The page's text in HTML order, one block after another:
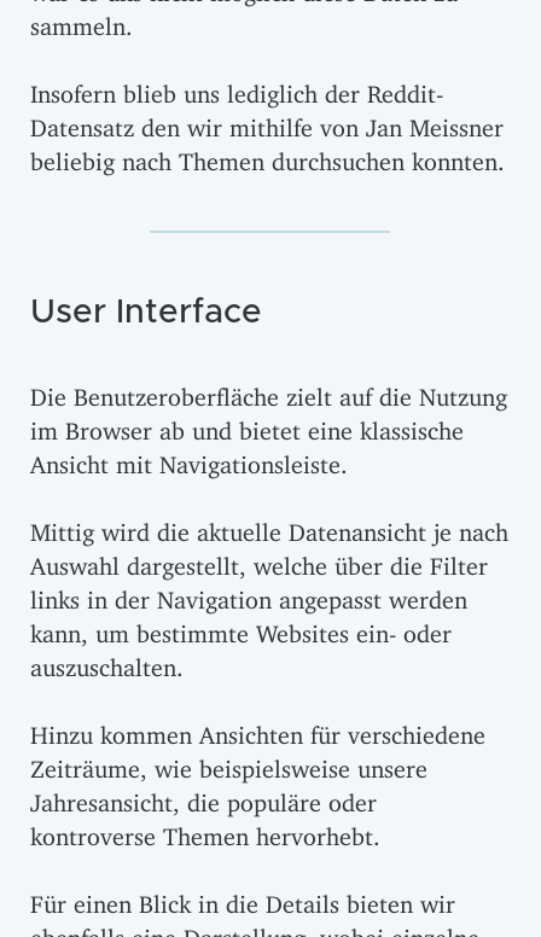
sammeln.
Insofern blieb uns lediglich der Reddit-
Datensatz den wir mithilfe von Jan Meissner
beliebig nach Themen durchsuchen konnten.
User Interface
Die Benutzeroberfläche zielt auf die Nutzung
im Browser ab und bietet eine klassische
Ansicht mit Navigationsleiste.
Mittig wird die aktuelle Datenansicht je nach
Auswahl dargestellt, welche über die Filter
links in der Navigation angepasst werden
kann, um bestimmte Websites ein- oder
auszuschalten.
Hinzu kommen Ansichten für verschiedene
Zeiträume, wie beispielsweise unsere
Jahresansicht, die populäre oder
kontroverse Themen hervorhebt.
Für einen Blick in die Details bieten wir
ebenfalls eine Darstellung, wobei einzelne